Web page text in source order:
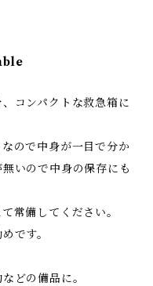
コンパクトな救急箱に
ので中身が一目で分か
いので中身の保存にも
常備してください。
です。
どの備品に。